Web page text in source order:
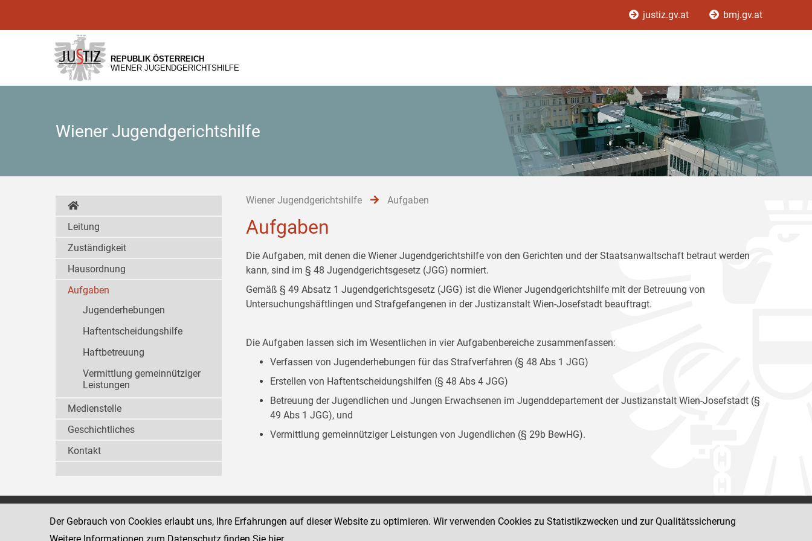
[1]
[2]
[3]
justiz.gv.at bmj.gv.at
REPUBLIK ÖSTERREICH
WIENER JUGENDGERICHTSHILFE
Wiener Jugendgerichtshilfe
Wiener Jugendgerichtshilfe Aufgaben
Aufgaben
Die Aufgaben, mit denen die Wiener Jugendgerichtshilfe von den Gerichten und der Staatsanwaltschaft betraut werden
kann, sind im § 48 Jugendgerichtsgesetz (JGG) normiert.
Gemäß § 49 Absatz 1 Jugendgerichtsgesetz (JGG) ist die Wiener Jugendgerichtshilfe mit der Betreuung von
Untersuchungshäftlingen und Strafgefangenen in der Justizanstalt Wien-Josefstadt beauftragt.
Die Aufgaben lassen sich im Wesentlichen in vier Aufgabenbereiche zusammenfassen:
Verfassen von Jugenderhebungen für das Strafverfahren (§ 48 Abs 1 JGG)
Erstellen von Haftentscheidungshilfen (§ 48 Abs 4 JGG)
Betreuung der Jugendlichen und Jungen Erwachsenen im Jugenddepartement der Justizanstalt Wien-Josefstadt (§
49 Abs 1 JGG), und
Vermittlung gemeinnütziger Leistungen von Jugendlichen (§ 29b BewHG).
Leitung
Zuständigkeit
Hausordnung
Aufgaben
Jugenderhebungen
Haftentscheidungshilfe
Haftbetreuung
Vermittlung gemeinnütziger
Leistungen
Medienstelle
Geschichtliches
Kontakt
Wiener Jugendgerichtshilfe
www.justiz.gv.at/WrJGH
1080 Wien
Social Media Kanäle
Impressum
Der Gebrauch von Cookies erlaubt uns, Ihre Erfahrungen auf dieser Website zu optimieren. Wir verwenden Cookies zu Statistikzwecken und zur Qualitätssicherung